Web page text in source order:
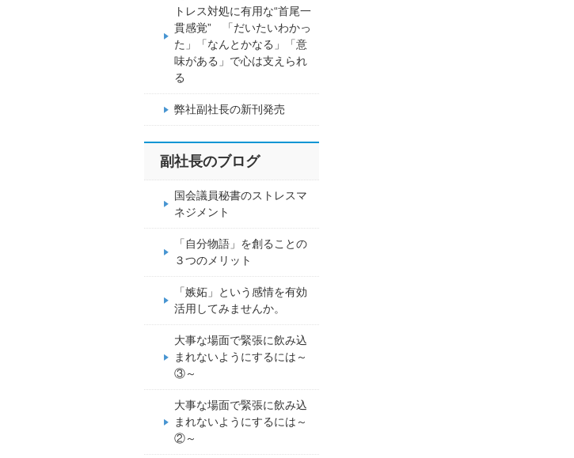
トレス対処に有用な“首尾一
貫感覚” 「だいたいわかっ
た」「なんとかなる」「意
味がある」で心は支えられ
る
弊社副社長の新刊発売
副社長のブログ
国会議員秘書のストレスマ
ネジメント
「自分物語」を創ることの
３つのメリット
「嫉妬」という感情を有効
活用してみませんか。
大事な場面で緊張に飲み込
まれないようにするには～
③～
大事な場面で緊張に飲み込
まれないようにするには～
②～